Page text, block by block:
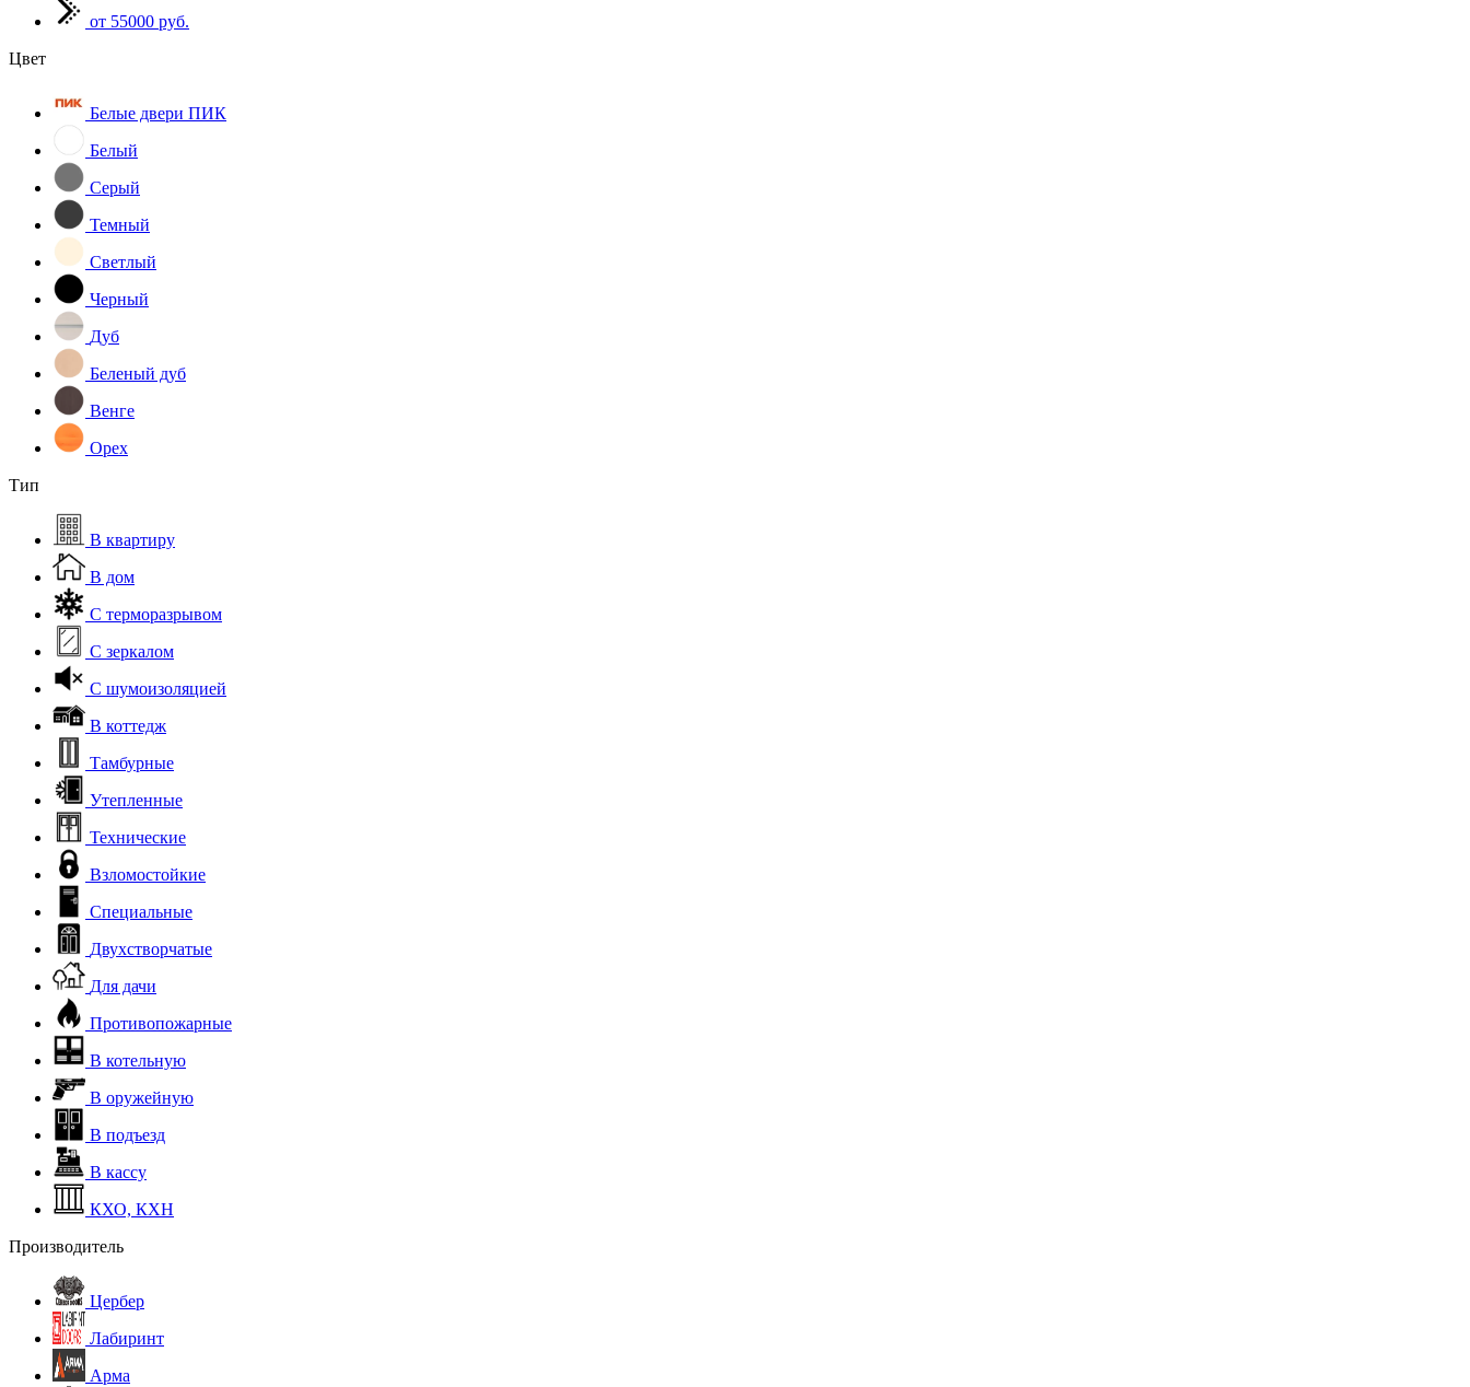
от 55000 руб.
Цвет
Белые двери ПИК
Белый
Серый
Темный
Светлый
Черный
Дуб
Беленый дуб
Венге
Орех
Тип
В квартиру
В дом
С терморазрывом
С зеркалом
С шумоизоляцией
В коттедж
Тамбурные
Утепленные
Технические
Взломостойкие
Специальные
Двухстворчатые
Для дачи
Противопожарные
В котельную
В оружейную
В подъезд
В кассу
КХО, КХН
Производитель
Цербер
Лабиринт
Арма